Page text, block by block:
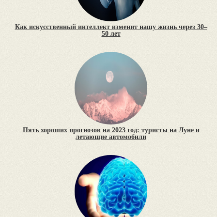
Как искусственный интеллект изменит нашу жизнь через 30–
50 лет
Пять хороших прогнозов на 2023 год: туристы на Луне и
летающие автомобили